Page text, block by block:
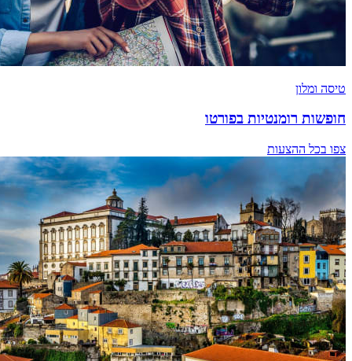
טיסה ומלון
חופשות רומנטיות בפורטו
צפו בכל ההצעות